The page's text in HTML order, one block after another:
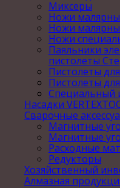
Миксеры
Ножи
Ножи
Ножи
Паяльники
пистолеты
Пистолеты
Пистолеты
Специальный
Насадки
Сварочные
Магнитные
Магнитные
Расходные
Редукторы
Хозяйственный
Алмазная